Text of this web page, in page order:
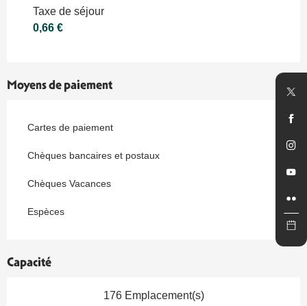
Taxe de séjour
0,66 €
Moyens de paiement
Cartes de paiement
Chèques bancaires et postaux
Chèques Vacances
Espèces
Capacité
176 Emplacement(s)